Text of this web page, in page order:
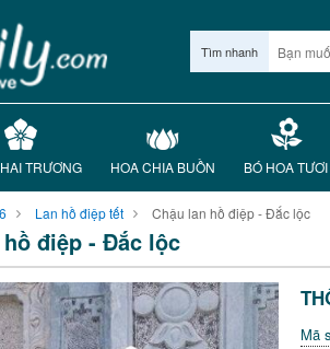
Tìm nhanh
TRƯƠNG HOA CHIA BUỒN BÓ HOA TƯƠI
Lan hồ điệp tết Chậu lan hồ điệp - Đắc lộc
hồ điệp - Đắc lộc
Mã